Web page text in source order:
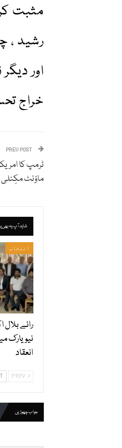
مثبت
رشید ،
اور
خراج
ٹرمپ کا
ماؤنٹ مکِنلی
شاید آپ یہ بھی
انتخاب
رائے بلال
نیویارک
انعقاد
جواب چھوڑیں